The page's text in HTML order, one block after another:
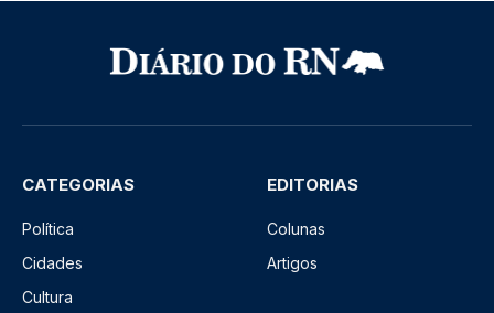
CATEGORIAS
Política
Cidades
Cultura
EDITORIAS
Colunas
Artigos